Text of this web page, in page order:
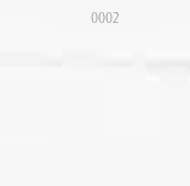
0002